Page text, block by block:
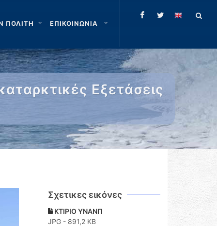
ΠΟΛΙΤΗ ΕΠΙΚΟΙΝΩΝΙΑ
Εξετάσεις
Σχετικες εικόνες
ΚΤΙΡΙΟ ΥΝΑΝΠ
JPG - 891,2 KB